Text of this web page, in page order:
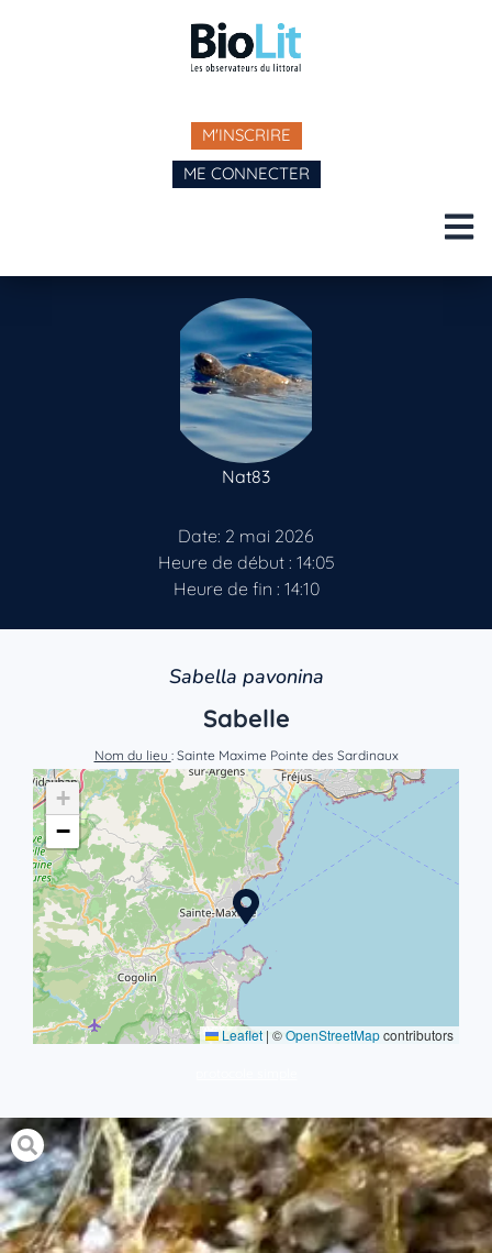
M'INSCRIRE
ME CONNECTER
Nat83
Date: 2 mai 2026
Heure de début : 14:05
Heure de fin : 14:10
Sabella pavonina
Sabelle
Nom du lieu : Sainte Maxime Pointe des Sardinaux
+
−
Leaflet | ©OpenStreetMapcontributors